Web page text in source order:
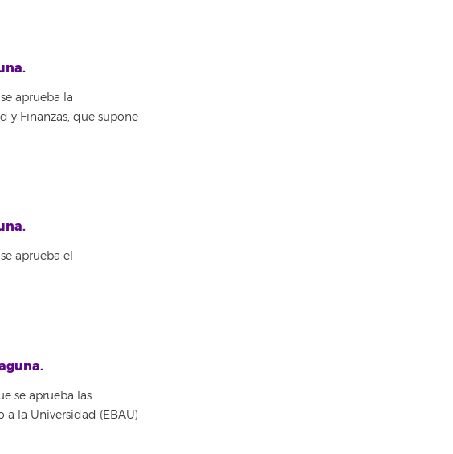
aprueba la
Finanzas, que supone
aprueba el
se aprueba las
a la Universidad (EBAU)